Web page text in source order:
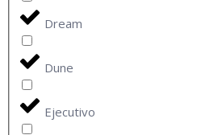
Dream
Dune
Ejecutivo